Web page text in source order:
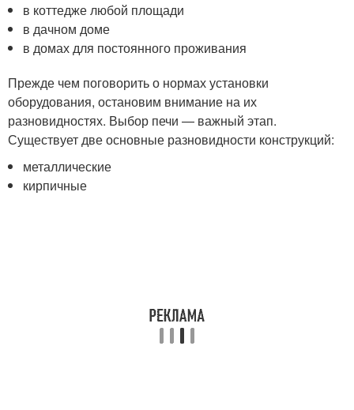
в коттедже любой площади
в дачном доме
в домах для постоянного проживания
Прежде чем поговорить о нормах установки
оборудования, остановим внимание на их
разновидностях. Выбор печи — важный этап.
Существует две основные разновидности конструкций:
металлические
кирпичные